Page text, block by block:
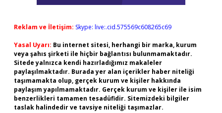
Reklam ve İletişim: Skype: live:.cid.575569c608265c69
Yasal Uyarı: Bu internet sitesi, herhangi bir marka, kurum
veya şahıs şirketi ile hiçbir bağlantısı bulunmamaktadır.
Sitede yalnızca kendi hazırladığımız makaleler
paylaşılmaktadır. Burada yer alan içerikler haber niteliği
taşımamakta olup, gerçek kurum ve kişiler hakkında
paylaşım yapılmamaktadır. Gerçek kurum ve kişiler ile isim
benzerlikleri tamamen tesadüfidir. Sitemizdeki bilgiler
taslak halindedir ve tavsiye niteliği taşımazlar.